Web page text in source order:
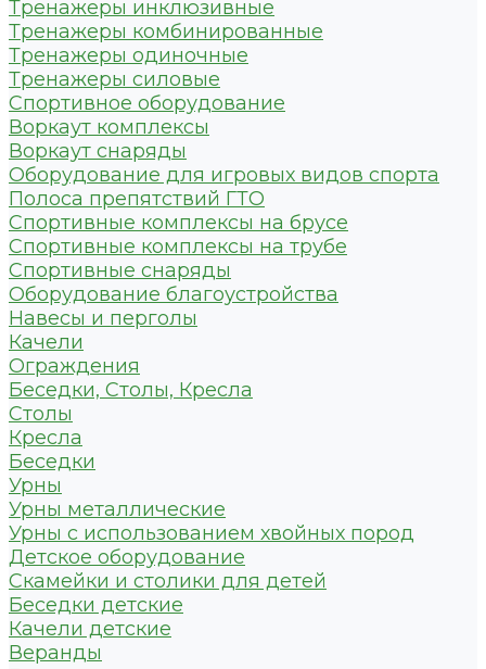
Тренажеры инклюзивные
Тренажеры комбинированные
Тренажеры одиночные
Тренажеры силовые
Спортивное оборудование
Воркаут комплексы
Воркаут снаряды
Оборудование для игровых видов спорта
Полоса препятствий ГТО
Спортивные комплексы на брусе
Спортивные комплексы на трубе
Спортивные снаряды
Оборудование благоустройства
Навесы и перголы
Качели
Ограждения
Беседки, Столы, Кресла
Столы
Кресла
Беседки
Урны
Урны металлические
Урны с использованием хвойных пород
Детское оборудование
Скамейки и столики для детей
Беседки детские
Качели детские
Веранды